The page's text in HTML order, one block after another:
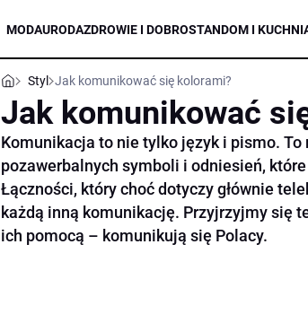
MODAURODAZDROWIE I DOBROSTANDOM I
Styl Jak komunikować się kolorami?
Jak komunikować
Komunikacja to nie tylko język i pismo. To
pozawerbalnych symboli i odniesień,
Łączności, który choć dotyczy głównie
każdą inną komunikację. Przyjrzyjmy się
ich pomocą – komunikują się Polacy.